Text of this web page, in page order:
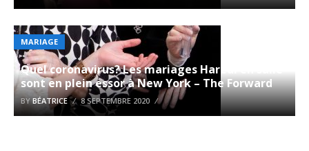
MARIAGE
Quel coronavirus? Les mariages Haredi en salle
sont en plein essor à New York – The Forward
BYBÉATRICE 8 SEPTEMBRE 2020